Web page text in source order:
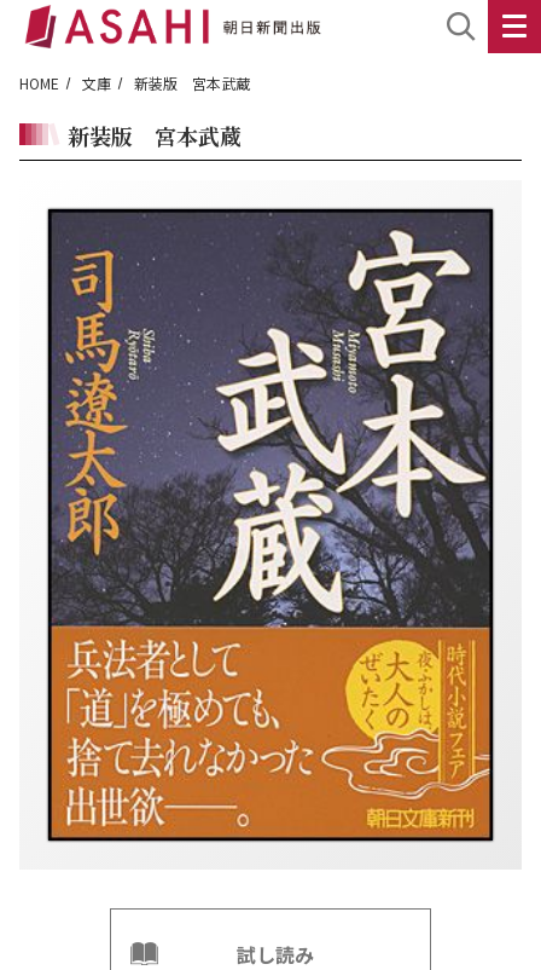
HOME 文庫 新装版 宮本武蔵
新装版 宮本武蔵
試し読み